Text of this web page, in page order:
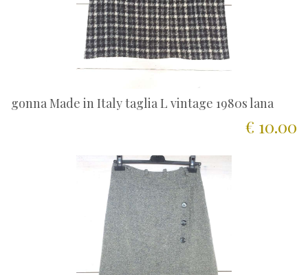
gonna Made in Italy taglia L vintage 1980s lana
€ 10.00